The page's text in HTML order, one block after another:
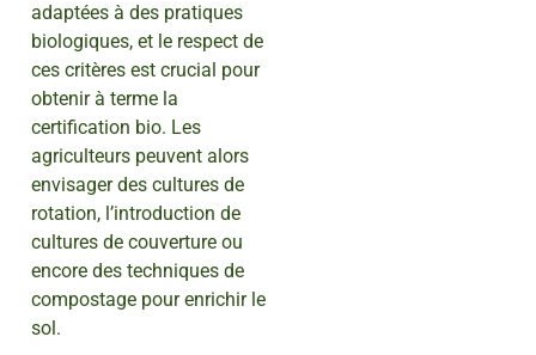
adaptées à des pratiques
biologiques, et le respect de
ces critères est crucial pour
obtenir à terme la
certification bio. Les
agriculteurs peuvent alors
envisager des cultures de
rotation, l’introduction de
cultures de couverture ou
encore des techniques de
compostage pour enrichir le
sol.